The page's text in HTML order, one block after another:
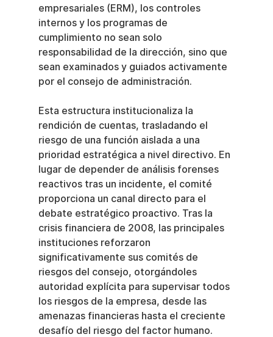
empresariales (ERM), los controles
internos y los programas de
cumplimiento no sean solo
responsabilidad de la dirección, sino que
sean examinados y guiados activamente
por el consejo de administración.
Esta estructura institucionaliza la
rendición de cuentas, trasladando el
riesgo de una función aislada a una
prioridad estratégica a nivel directivo. En
lugar de depender de análisis forenses
reactivos tras un incidente, el comité
proporciona un canal directo para el
debate estratégico proactivo. Tras la
crisis financiera de 2008, las principales
instituciones reforzaron
significativamente sus comités de
riesgos del consejo, otorgándoles
autoridad explícita para supervisar todos
los riesgos de la empresa, desde las
amenazas financieras hasta el creciente
desafío del riesgo del factor humano.